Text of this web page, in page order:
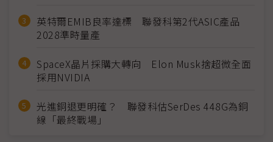
英特爾EMIB良率達標 聯發科第2代ASIC產品
2028準時量產
SpaceX晶片採購大轉向 Elon Musk捨超微全面
採用NVIDIA
光進銅退更明確？ 聯發科估SerDes 448G為銅
線「最終戰場」